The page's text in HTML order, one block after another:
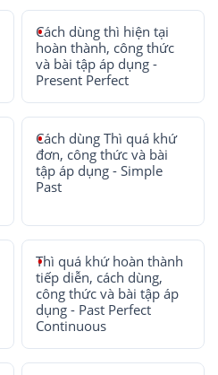
Cách dùng thì hiện tại
hoàn thành, công thức
và bài tập áp dụng -
Present Perfect
Cách dùng Thì quá khứ
đơn, công thức và bài
tập áp dụng - Simple
Past
Thì quá khứ hoàn thành
tiếp diễn, cách dùng,
công thức và bài tập áp
dụng - Past Perfect
Continuous